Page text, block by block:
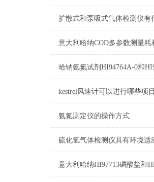
kestrel风速计可以进行哪些项目
氨氮测定仪的操作方式